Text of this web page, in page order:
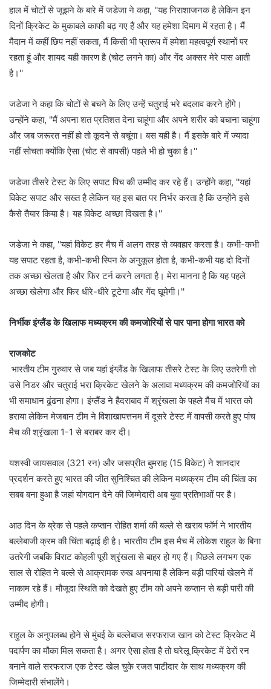
हाल में चोटों से जूझने के बारे में जडेजा ने कहा, ''यह निराशाजनक है लेकिन इन
दिनों क्रिकेट के मुकाबले काफी बढ़ गए हैं और यह हमेशा दिमाग में रहता है। मैं
मैदान में कहीं छिप नहीं सकता, मैं किसी भी प्रारूप में हमेशा महत्वपूर्ण स्थानों पर
रहता हूं और शायद यही कारण है (चोट लगने का) और गेंद अक्सर मेरे पास आती
है।''
जडेजा ने कहा कि चोटों से बचने के लिए उन्हें चतुराई भरे बदलाव करने होंगे।
उन्होंने कहा, ''मैं अपना शत प्रतिशत देना चाहूंगा और अपने शरीर को बचाना चाहूंगा
और जब जरूरत नहीं हो तो कूदने से बचूंगा। बस यही है। मैं इसके बारे में ज्यादा
नहीं सोचता क्योंकि ऐसा (चोट से वापसी) पहले भी हो चुका है।''
जडेजा तीसरे टेस्ट के लिए सपाट पिच की उम्मीद कर रहे हैं। उन्होंने कहा, ''यहां
विकेट सपाट और सख्त है लेकिन यह इस बात पर निर्भर करता है कि उन्होंने इसे
कैसे तैयार किया है। यह विकेट अच्छा दिखता है।''
जडेजा ने कहा, ''यहां विकेट हर मैच में अलग तरह से व्यवहार करता है। कभी-कभी
यह सपाट रहता है, कभी-कभी स्पिन के अनुकूल होता है, कभी-कभी यह दो दिनों
तक अच्छा खेलता है और फिर टर्न करने लगता है। मेरा मानना है कि यह पहले
अच्छा खेलेगा और फिर धीरे-धीरे टूटेगा और गेंद घूमेगी।''
निर्भीक इंग्लैंड के खिलाफ मध्यक्रम की कमजोरियों से पार पाना होगा भारत को
राजकोट
भारतीय टीम गुरुवार से जब यहां इंग्लैंड के खिलाफ तीसरे टेस्ट के लिए उतरेगी तो
उसे निडर और चतुराई भरा क्रिकेट खेलने के अलावा मध्यक्रम की कमजोरियों का
भी समाधान ढूंढना होगा। इंग्लैंड ने हैदराबाद में श्रृंखला के पहले मैच में भारत को
हराया लेकिन मेजबान टीम ने विशाखापत्तनम में दूसरे टेस्ट में वापसी करते हुए पांच
मैच की श्रृंखला 1-1 से बराबर कर दी।
यशस्वी जायसवाल (321 रन) और जसप्रीत बुमराह (15 विकेट) ने शानदार
प्रदर्शन करते हुए भारत की जीत सुनिश्चित की लेकिन मध्यक्रम टीम की चिंता का
सबब बना हुआ है जहां योगदान देने की जिम्मेदारी अब युवा प्रतिभाओं पर है।
आठ दिन के ब्रेक से पहले कप्तान रोहित शर्मा की बल्ले से खराब फॉर्म ने भारतीय
बल्लेबाजी क्रम की चिंता बढ़ाई ही है। भारतीय टीम इस मैच में लोकेश राहुल के बिना
उतरेगी जबकि विराट कोहली पूरी श्रृंखला से बाहर हो गए हैं। पिछले लगभग एक
साल से रोहित ने बल्ले से आक्रामक रुख अपनाया है लेकिन बड़ी पारियां खेलने में
नाकाम रहे हैं। मौजूदा स्थिति को देखते हुए टीम को अपने कप्तान से बड़ी पारी की
उम्मीद होगी।
राहुल के अनुपलब्ध होने से मुंबई के बल्लेबाज सरफराज खान को टेस्ट क्रिकेट में
पदार्पण का मौका मिल सकता है। अगर ऐसा होता है तो घरेलू क्रिकेट में ढेरों रन
बनाने वाले सरफराज एक टेस्ट खेल चुके रजत पाटीदार के साथ मध्यक्रम की
जिम्मेदारी संभालेंगे।